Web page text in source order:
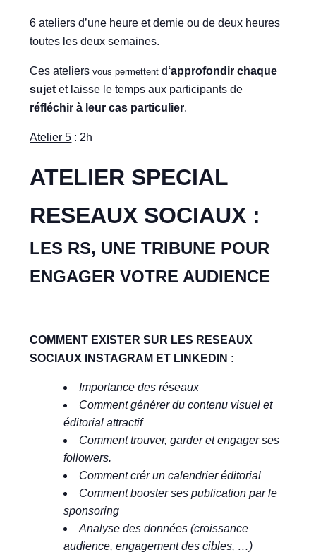
6 ateliers d’une heure et demie ou de deux heures
toutes les deux semaines.
Ces ateliersvous permettent d‘approfondir chaque
sujet et laisse le temps aux participants de
réfléchir à leur cas particulier.
Atelier 5 : 2h
ATELIER SPECIAL
RESEAUX SOCIAUX :
LES RS, UNE TRIBUNE POUR
ENGAGER VOTRE AUDIENCE
COMMENT EXISTER SUR LES RESEAUX
SOCIAUX INSTAGRAM ET LINKEDIN :
Importance des réseaux
Comment générer du contenu visuel et
éditorial attractif
Comment trouver, garder et engager ses
followers.
Comment crér un calendrier éditorial
Comment booster ses publication par le
sponsoring
Analyse des données (croissance
audience, engagement des cibles, …)